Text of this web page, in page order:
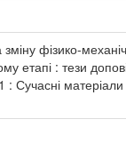
фізико-
етапі : тези
матеріали